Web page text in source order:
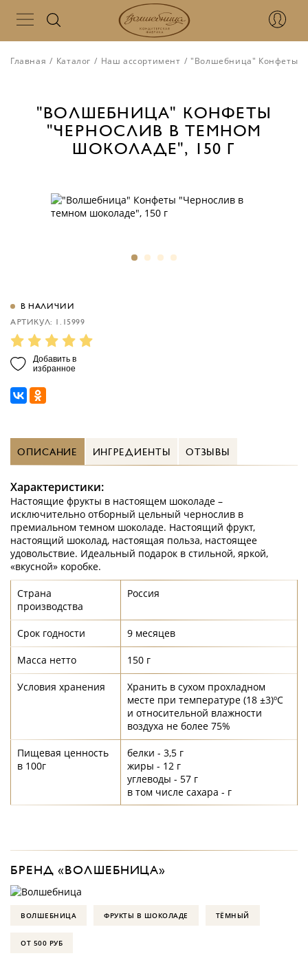
Главная / Каталог / Наш ассортимент / "Волшебница" Конфеты
"ВОЛШЕБНИЦА" КОНФЕТЫ
"ЧЕРНОСЛИВ В ТЕМНОМ
ШОКОЛАДЕ", 150 Г
В НАЛИЧИИ
АРТИКУЛ: 1.15999
Добавить в
избранное
ОПИСАНИЕ ИНГРЕДИЕНТЫ ОТЗЫВЫ
Характеристики:
Настоящие фрукты в настоящем шоколаде –
исключительно отборный цельный чернослив в
премиальном темном шоколаде. Настоящий фрукт,
настоящий шоколад, настоящая польза, настоящее
удовольствие. Идеальный подарок в стильной, яркой,
«вкусной» коробке.
Страна
производства
Россия
Срок годности 9 месяцев
Масса нетто 150 г
Условия хранения
Хранить в сухом прохладном
месте при температуре (18 ±3)ºС
и относительной влажности
воздуха не более 75%
Пищевая ценность
в 100г
белки - 3,5 г
жиры - 12 г
углеводы - 57 г
в том числе сахара - г
БРЕНД «ВОЛШЕБНИЦА»
ВОЛШЕБНИЦА ФРУКТЫ В ШОКОЛАДЕ ТЁМНЫЙ
ОТ 500 РУБ